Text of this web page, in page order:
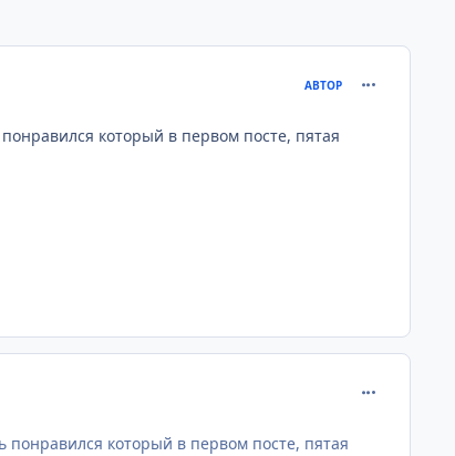
АВТОР
который в первом посте, пятая
понравился который в первом посте, пятая